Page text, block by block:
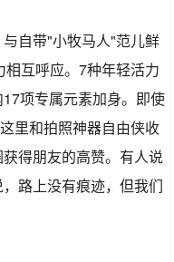
自带"小牧马人"范儿鲜
互呼应。7种年轻活力
项专属元素加身。即使
里和拍照神器自由侠收
得朋友的高赞。有人说
路上没有痕迹，但我们